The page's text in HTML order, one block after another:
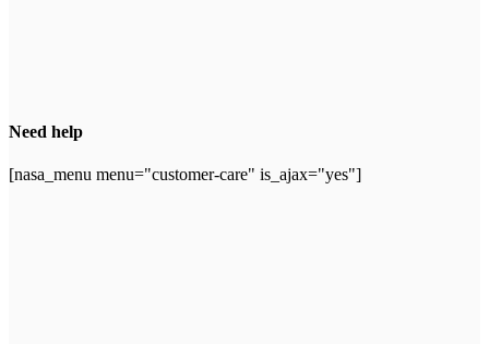
Need help
[nasa_menu menu="customer-care" is_ajax="yes"]